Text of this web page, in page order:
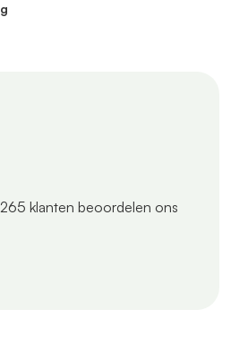
265 klanten beoordelen ons